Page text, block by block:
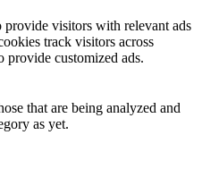
provide visitors with relevant ads
track visitors across
provide customized ads.
that are being analyzed and
as yet.